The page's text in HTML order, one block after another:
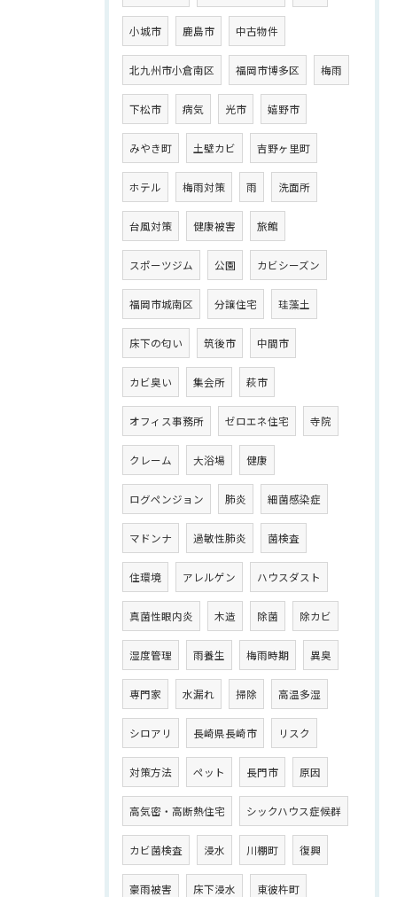
小城市 鹿島市 中古物件
北九州市小倉南区 福岡市博多区 梅雨
下松市 病気 光市 嬉野市
みやき町 土壁カビ 吉野ヶ里町
ホテル 梅雨対策 雨 洗面所
台風対策 健康被害 旅館
スポーツジム 公園 カビシーズン
福岡市城南区 分譲住宅 珪藻土
床下の匂い 筑後市 中間市
カビ臭い 集会所 萩市
オフィス事務所 ゼロエネ住宅 寺院
クレーム 大浴場 健康
ログペンジョン 肺炎 細菌感染症
マドンナ 過敏性肺炎 菌検査
住環境 アレルゲン ハウスダスト
真菌性眼内炎 木造 除菌 除カビ
湿度管理 雨養生 梅雨時期 異臭
専門家 水漏れ 掃除 高温多湿
シロアリ 長崎県長崎市 リスク
対策方法 ペット 長門市 原因
高気密・高断熱住宅 シックハウス症候群
カビ菌検査 浸水 川棚町 復興
豪雨被害 床下浸水 東彼杵町